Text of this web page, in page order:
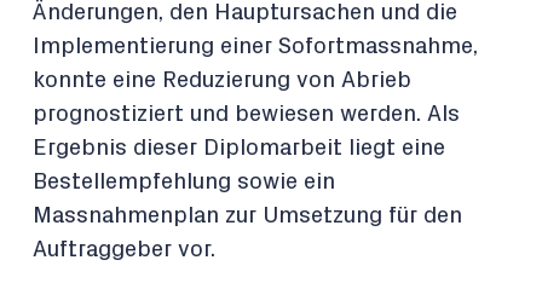
Änderungen, den Hauptursachen und die
Implementierung einer Sofortmassnahme,
konnte eine Reduzierung von Abrieb
prognostiziert und bewiesen werden. Als
Ergebnis dieser Diplomarbeit liegt eine
Bestellempfehlung sowie ein
Massnahmenplan zur Umsetzung für den
Auftraggeber vor.